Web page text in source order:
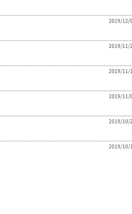
2019/12/
2019/11/
2019/11/
2019/11/
2019/10/
2019/10/